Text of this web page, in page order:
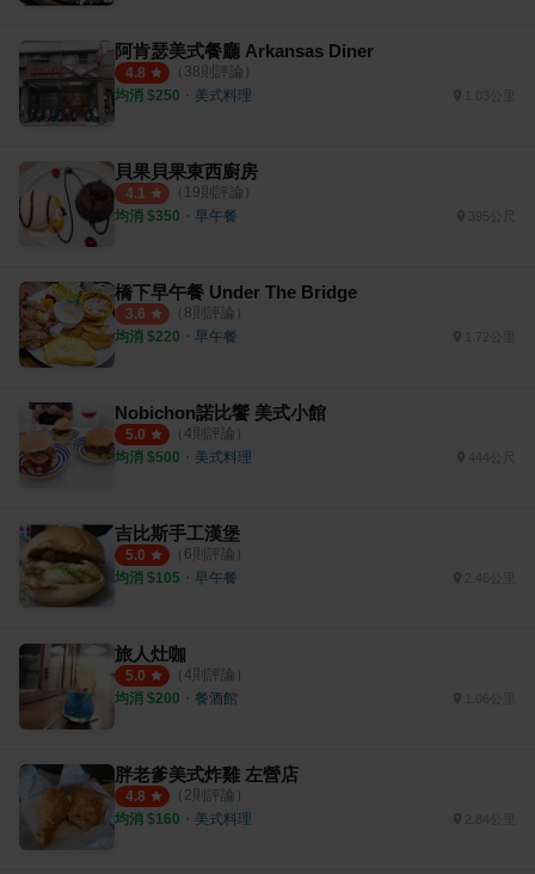
阿肯瑟美式餐廳 Arkansas Diner
4.8 （ 38則評論）
均消 $250 ・ 美式料理
貝果貝果東西廚房
4.1 （ 19則評論）
均消 $350 ・ 早午餐 395公尺
橋下早午餐 Under The Bridge
3.6 （ 8則評論）
均消 $220 ・ 早午餐
Nobichon諾比饗 美式小館
5.0 （ 4則評論）
均消 $500 ・ 美式料理 444公尺
吉比斯手工漢堡
5.0 （ 6則評論）
均消 $105 ・ 早午餐 2.46公里
旅人灶咖
5.0 （ 4則評論）
均消 $200 ・ 餐酒館
胖老爹美式炸雞 左營店
4.8 （ 2則評論）
均消 $160 ・ 美式料理 2.84公里